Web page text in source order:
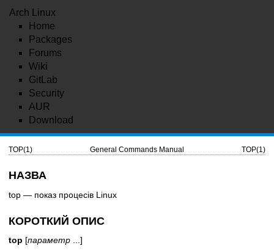
Arch Linux
Home
Packages
Forums
Wiki
GitLab
Security
AUR
Download
TOP(1) General Commands Manual TOP(1)
НАЗВА
top — показ процесів Linux
КОРОТКИЙ ОПИС
top [параметр ...]